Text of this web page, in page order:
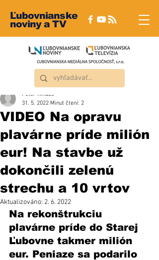
Ľubovnianske
noviny a TV
VIDEO Na opravu
plavárne príde milión
eur! Na stavbe už
dokončili zelenú
strechu a 10 vrtov
Peter Rindoš
31. 5. 2022 Minut čtení: 2
Aktualizováno: 2. 6. 2022
Na rekonštrukciu
plavárne príde do Starej
Ľubovne takmer milión
eur. Peniaze sa podarilo